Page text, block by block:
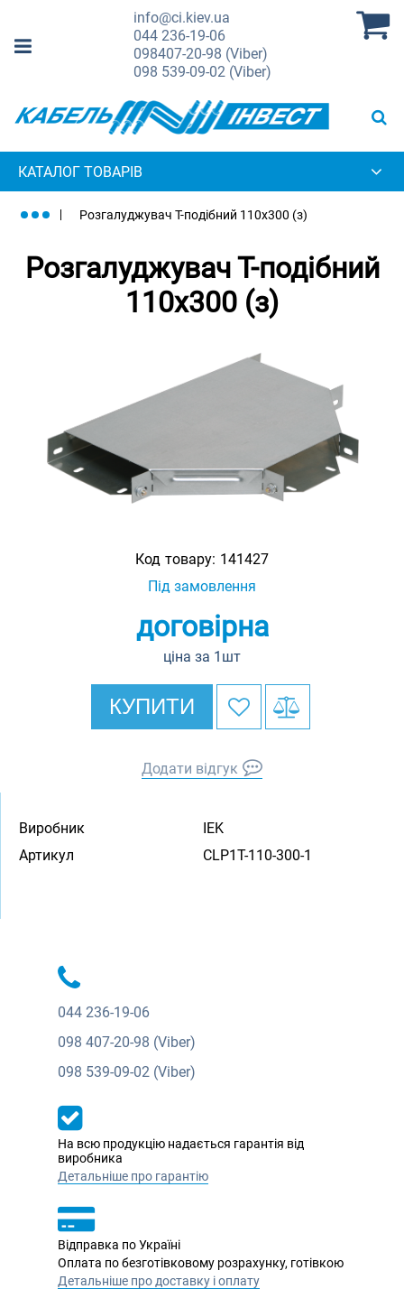
info@ci.kiev.ua
044236-19-06
098407-20-98 (Viber)
098 539-09-02 (Viber)
КАТАЛОГ ТОВАРІВ
Розгалуджувач Т-подібний 110х300 (з)
Розгалуджувач Т-подібний
110х300 (з)
Код товару: 141427
Під замовлення
договірна
ціна за 1шт
КУПИТИ
Додати відгук
Виробник
IEK
Артикул
CLP1T-110-300-1
044 236-19-06
098 407-20-98 (Viber)
098 539-09-02 (Viber)
На всю продукцію надається гарантія від
виробника
Детальніше про гарантію
Відправка по Україні
Оплата по безготівковому розрахунку, готівкою
Детальніше про доставку і оплату